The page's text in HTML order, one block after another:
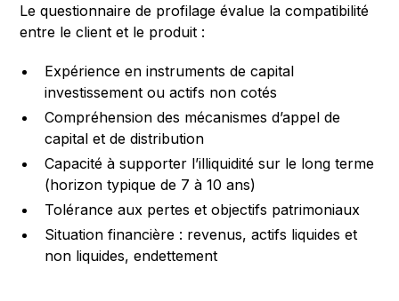
Le questionnaire de profilage évalue la compatibilité
entre le client et le produit :
Expérience en instruments de capital
investissement ou actifs non cotés
Compréhension des mécanismes d’appel de
capital et de distribution
Capacité à supporter l’illiquidité sur le long terme
(horizon typique de 7 à 10 ans)
Tolérance aux pertes et objectifs patrimoniaux
Situation financière : revenus, actifs liquides et
non liquides, endettement